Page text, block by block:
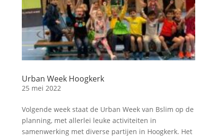
Urban Week Hoogkerk
25 mei 2022
Volgende week staat de Urban Week van Bslim op de
planning, met allerlei leuke activiteiten in
samenwerking met diverse partijen in Hoogkerk. Het